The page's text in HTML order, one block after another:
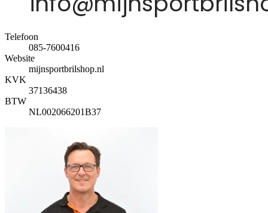
Telefoon
085-7600416
Website
mijnsportbrilshop.nl
KVK
37136438
BTW
NL002066201B37